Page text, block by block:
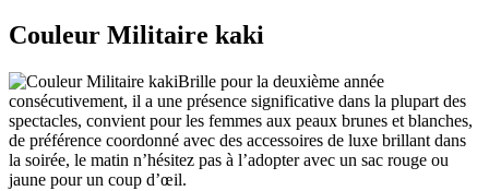
Couleur Militaire kaki
Brille pour la deuxième année
consécutivement, il a une présence significative dans la plupart des
spectacles, convient pour les femmes aux peaux brunes et blanches,
de préférence coordonné avec des accessoires de luxe brillant dans
la soirée, le matin n’hésitez pas à l’adopter avec un sac rouge ou
jaune pour un coup d’œil.